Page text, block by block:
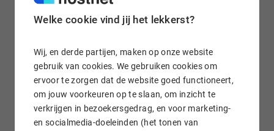
Welke cookie vind jij het lekkerst?
Wij, en derde partijen, maken op onze website
gebruik van cookies. We gebruiken cookies om
ervoor te zorgen dat de website goed functioneert,
om jouw voorkeuren op te slaan, om inzicht te
verkrijgen in bezoekersgedrag, en voor marketing-
en socialmedia-doeleinden (het tonen van
Gratis domein doorsturen
Stuur je domeinnaam kosteloos door naar een site of je
socialmedia-profiel. Het is in enkele klikken geregeld.
Gratis e-mail doorsturen